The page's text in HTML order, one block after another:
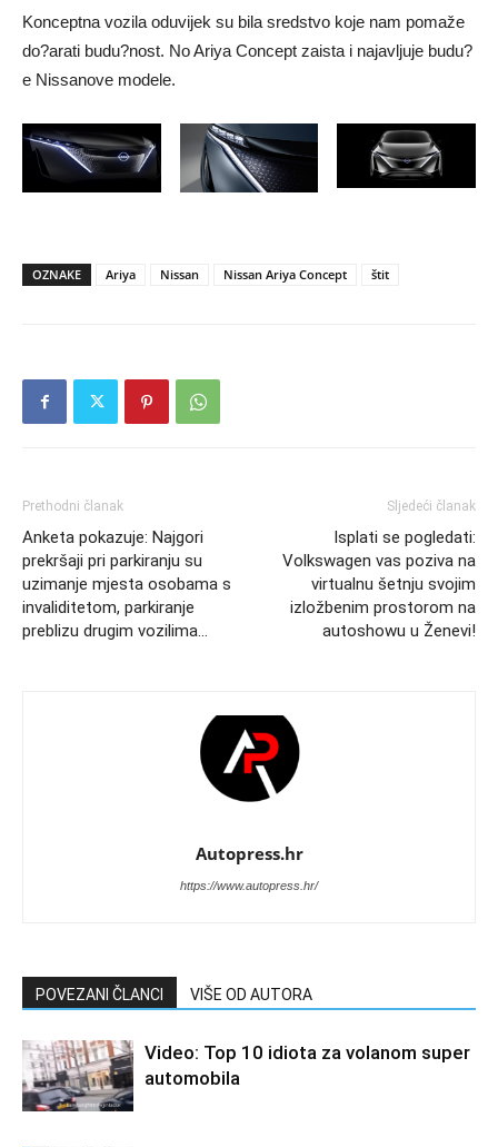
Konceptna vozila oduvijek su bila sredstvo koje nam pomaže
do?arati budu?nost. No Ariya Concept zaista i najavljuje budu?
e Nissanove modele.
OZNAKE Ariya Nissan Nissan Ariya Concept štit
Prethodni članak
Anketa pokazuje: Najgori
prekršaji pri parkiranju su
uzimanje mjesta osobama s
invaliditetom, parkiranje
preblizu drugim vozilima…
Sljedeći članak
Isplati se pogledati:
Volkswagen vas poziva na
virtualnu šetnju svojim
izložbenim prostorom na
autoshowu u Ženevi!
Autopress.hr
https://www.autopress.hr/
POVEZANI ČLANCI VIŠE OD AUTORA
Video: Top 10 idiota za volanom super
automobila